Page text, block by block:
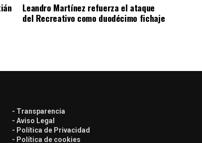
Leandro Martínez refuerza el ataque
del Recreativo como duodécimo fichaje
- Transparencia
- Aviso Legal
- Política de Privacidad
- Política de cookies